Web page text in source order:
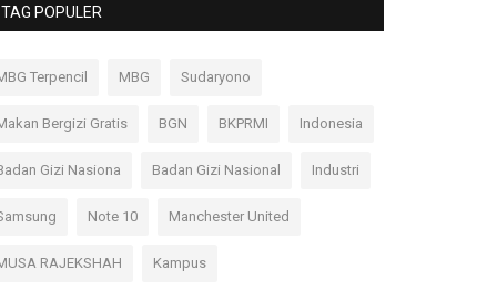
TAG POPULER
Terpencil MBG Sudaryono
Bergizi Gratis BGN BKPRMI Indonesia
Gizi Nasiona Badan Gizi Nasional Industri
Note 10 Manchester United
RAJEKSHAH Kampus